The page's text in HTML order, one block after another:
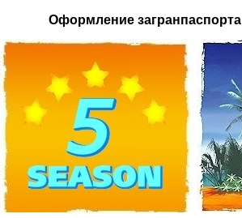
Оформление загранпаспорта